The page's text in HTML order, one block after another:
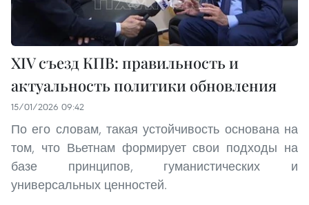
XIV съезд КПВ: правильность и
актуальность политики обновления
15/01/2026 09:42
По его словам, такая устойчивость основана на
том, что Вьетнам формирует свои подходы на
базе принципов, гуманистических и
универсальных ценностей.